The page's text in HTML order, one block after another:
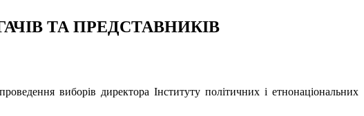
ТА ПРЕДСТАВНИКІВ
виборів директора Інституту політичних і етнонаціональних